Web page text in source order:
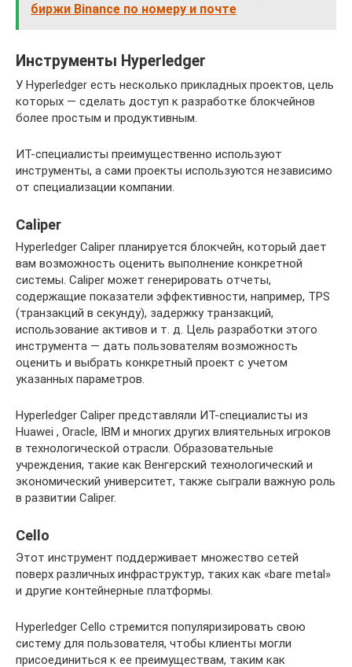
биржи Binance по номеру и почте
Инструменты Hyperledger
У Hyperledger есть несколько прикладных проектов, цель
которых — сделать доступ к разработке блокчейнов
более простым и продуктивным.
ИТ-специалисты преимущественно используют
инструменты, а сами проекты используются независимо
от специализации компании.
Caliper
Hyperledger Caliper планируется блокчейн, который дает
вам возможность оценить выполнение конкретной
системы. Caliper может генерировать отчеты,
содержащие показатели эффективности, например, TPS
(транзакций в секунду), задержку транзакций,
использование активов и т. д. Цель разработки этого
инструмента — дать пользователям возможность
оценить и выбрать конкретный проект с учетом
указанных параметров.
Hyperledger Caliper представляли ИТ-специалисты из
Huawei , Oracle, IBM и многих других влиятельных игроков
в технологической отрасли. Образовательные
учреждения, такие как Венгерский технологический и
экономический университет, также сыграли важную роль
в развитии Caliper.
Cello
Этот инструмент поддерживает множество сетей
поверх различных инфраструктур, таких как «bare metal»
и другие контейнерные платформы.
Hyperledger Cello стремится популяризировать свою
систему для пользователя, чтобы клиенты могли
присоединиться к ее преимуществам, таким как